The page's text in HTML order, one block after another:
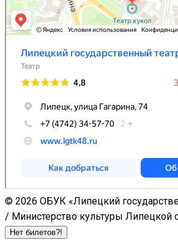
© 2026 ОБУК «Липецкий
/ Министерство культуры Липецкой
Нет билетов?!